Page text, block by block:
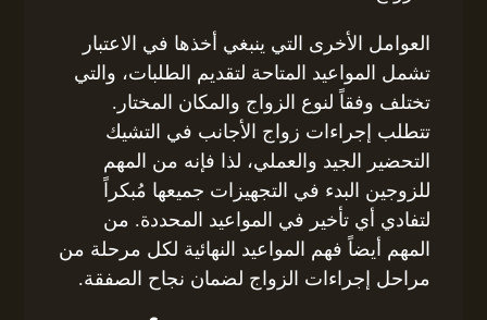
العوامل الأخرى التي ينبغي أخذها في الاعتبار
تشمل المواعيد المتاحة لتقديم الطلبات، والتي
تختلف وفقاً لنوع الزواج والمكان المختار.
تتطلب إجراءات زواج الأجانب في التشيك
التحضير الجيد والعملي، لذا فإنه من المهم
للزوجين البدء في التجهيزات جميعها مُبكراً
لتفادي أي تأخير في المواعيد المحددة. من
المهم أيضاً فهم المواعيد النهائية لكل مرحلة من
مراحل إجراءات الزواج لضمان نجاح الصفقة.